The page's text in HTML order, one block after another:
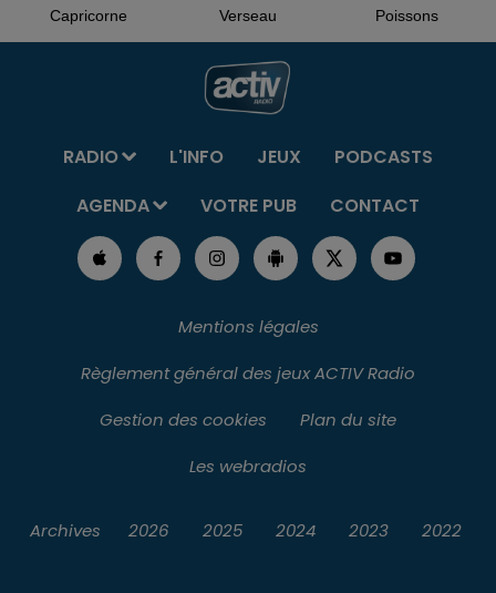
Capricorne Verseau Poissons
RADIO L'INFO JEUX
PODCASTS
AGENDA
VOTRE PUB CONTACT
Mentions légales
Règlement général des jeux ACTIV Radio
Gestion des cookies
Plan du site
Les webradios
Archives 2026 2025 2024 2023 2022